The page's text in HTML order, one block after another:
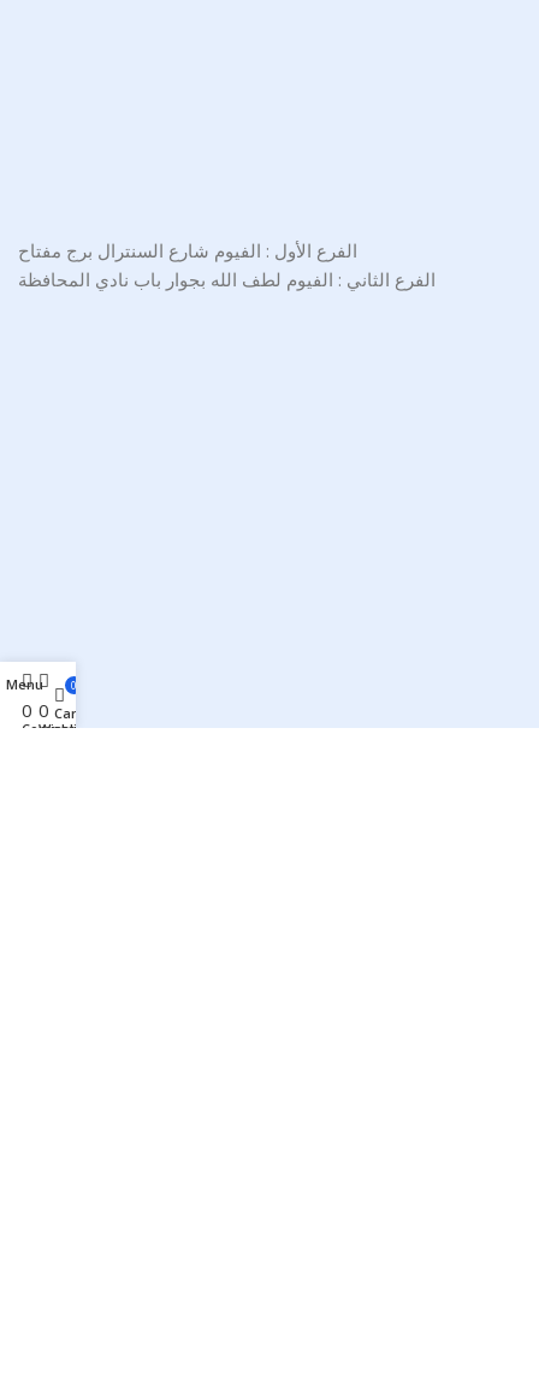
الفرع الأول : الفيوم شارع السنترال برج مفتاح
الفرع الثاني : الفيوم لطف الله بجوار باب نادي المحافظة
Menu
0
Compare
0
Wishlist
0
Cart